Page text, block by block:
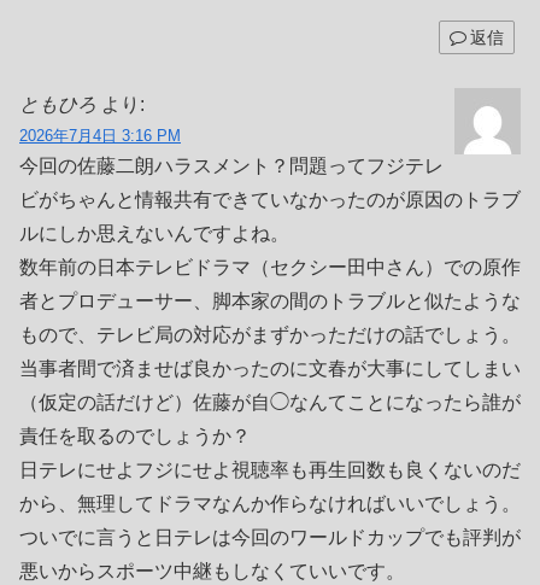
返信
ともひろ より:
2026年7月4日 3:16 PM
今回の佐藤二朗ハラスメント？問題ってフジテレ
ビがちゃんと情報共有できていなかったのが原因のトラブ
ルにしか思えないんですよね。
数年前の日本テレビドラマ（セクシー田中さん）での原作
者とプロデューサー、脚本家の間のトラブルと似たような
もので、テレビ局の対応がまずかっただけの話でしょう。
当事者間で済ませば良かったのに文春が大事にしてしまい
（仮定の話だけど）佐藤が自◯なんてことになったら誰が
責任を取るのでしょうか？
日テレにせよフジにせよ視聴率も再生回数も良くないのだ
から、無理してドラマなんか作らなければいいでしょう。
ついでに言うと日テレは今回のワールドカップでも評判が
悪いからスポーツ中継もしなくていいです。